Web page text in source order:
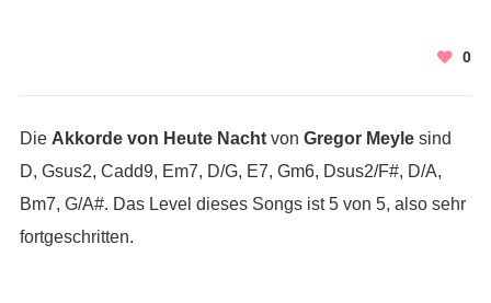
0
Die Akkorde von Heute Nachtvon Gregor Meylesind
D, Gsus2, Cadd9, Em7, D/G, E7, Gm6, Dsus2/F#, D/A,
Bm7, G/A#. Das Level dieses Songs ist 5 von 5, also sehr
fortgeschritten.